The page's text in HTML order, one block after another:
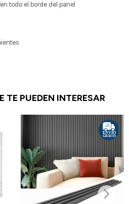
todo el borde del panel
TE PUEDEN INTERESAR